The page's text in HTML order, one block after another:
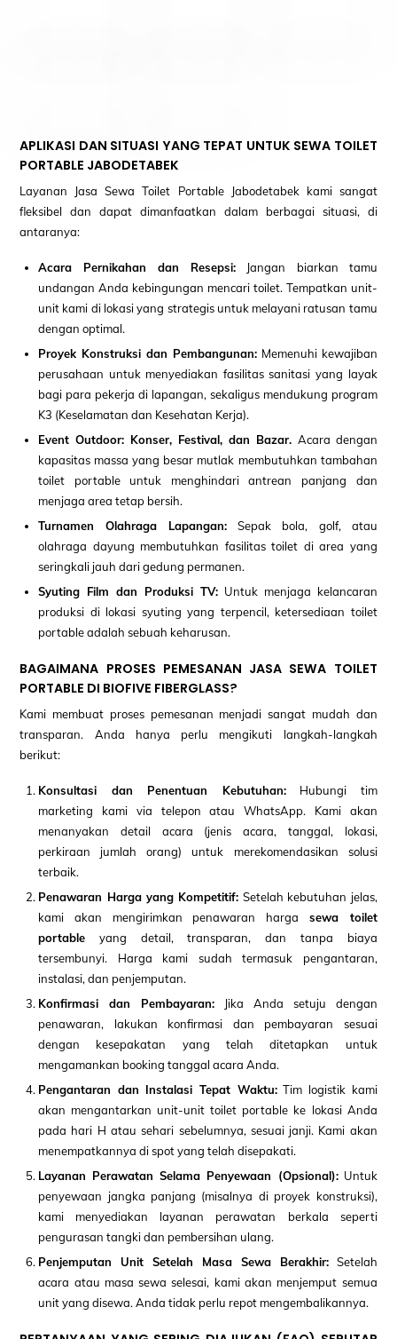
APLIKASI DAN SITUASI YANG TEPAT UNTUK SEWA TOILET
PORTABLE JABODETABEK
Layanan Jasa Sewa Toilet Portable Jabodetabek kami sangat
fleksibel dan dapat dimanfaatkan dalam berbagai situasi, di
antaranya:
Acara Pernikahan dan Resepsi: Jangan biarkan tamu
undangan Anda kebingungan mencari toilet. Tempatkan unit-
unit kami di lokasi yang strategis untuk melayani ratusan tamu
dengan optimal.
Proyek Konstruksi dan Pembangunan:Memenuhi kewajiban
perusahaan untuk menyediakan fasilitas sanitasi yang layak
bagi para pekerja di lapangan, sekaligus mendukung program
K3 (Keselamatan dan Kesehatan Kerja).
Event Outdoor: Konser, Festival, dan Bazar. Acara dengan
kapasitas massa yang besar mutlak membutuhkan tambahan
toilet portable untuk menghindari antrean panjang dan
menjaga area tetap bersih.
Turnamen Olahraga Lapangan: Sepak bola, golf, atau
olahraga dayung membutuhkan fasilitas toilet di area yang
seringkali jauh dari gedung permanen.
Syuting Film dan Produksi TV:Untuk menjaga kelancaran
produksi di lokasi syuting yang terpencil, ketersediaan toilet
portable adalah sebuah keharusan.
BAGAIMANA PROSES PEMESANAN JASA SEWA TOILET
PORTABLE DI BIOFIVE FIBERGLASS?
Kami membuat proses pemesanan menjadi sangat mudah dan
transparan. Anda hanya perlu mengikuti langkah-langkah
berikut:
Konsultasi dan Penentuan Kebutuhan:Hubungi tim
marketing kami via telepon atau WhatsApp. Kami akan
menanyakan detail acara (jenis acara, tanggal, lokasi,
perkiraan jumlah orang) untuk merekomendasikan solusi
terbaik.
Penawaran Harga yang Kompetitif: Setelah kebutuhan jelas,
kami akan mengirimkan penawaran harga sewa toilet
portable yang detail, transparan, dan tanpa biaya
tersembunyi. Harga kami sudah termasuk pengantaran,
instalasi, dan penjemputan.
Konfirmasi dan Pembayaran: Jika Anda setuju dengan
penawaran, lakukan konfirmasi dan pembayaran sesuai
dengan kesepakatan yang telah ditetapkan untuk
mengamankan booking tanggal acara Anda.
Pengantaran dan Instalasi Tepat Waktu:Tim logistik kami
akan mengantarkan unit-unit toilet portable ke lokasi Anda
pada hari H atau sehari sebelumnya, sesuai janji. Kami akan
menempatkannya di spot yang telah disepakati.
Layanan Perawatan Selama Penyewaan (Opsional):Untuk
penyewaan jangka panjang (misalnya di proyek konstruksi),
kami menyediakan layanan perawatan berkala seperti
pengurasan tangki dan pembersihan ulang.
Penjemputan Unit Setelah Masa Sewa Berakhir:Setelah
acara atau masa sewa selesai, kami akan menjemput semua
unit yang disewa. Anda tidak perlu repot mengembalikannya.